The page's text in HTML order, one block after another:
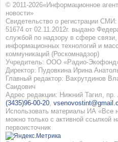
© 2011-2026«Информационное
новости»
Свидетельство о регистрации
51674 от 02.11.2012г. выдано
службой по надзору в сфере связи,
информационных технологий и
коммуникаций (Роскомнадзор)
Учредитель: ООО «Радио-
Директор: Пудовкина Ирина
Главный редактор: Вахрутдинов
Саидович
Адрес редакции: Нижний Тагил, пр.
(3435)96-00-20
Использовать материалы ИА «Все
можно только с активной ссылкой
первоисточник